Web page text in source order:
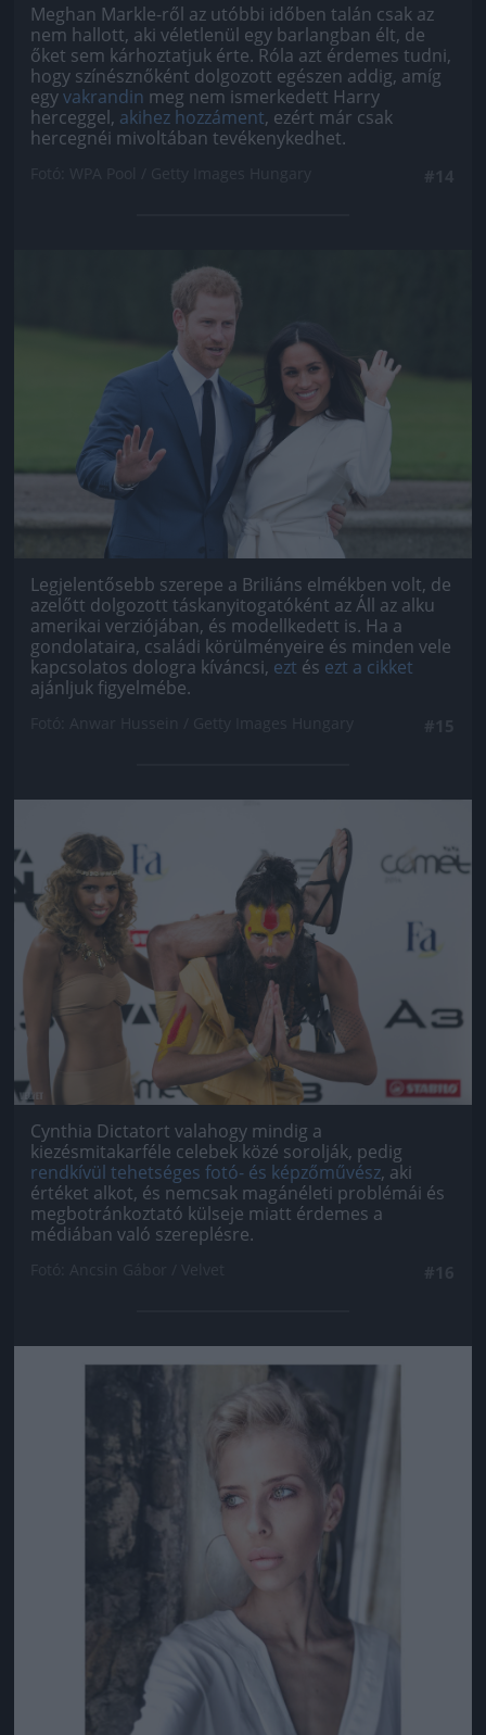
Meghan Markle-ről az utóbbi időben talán csak az
nem hallott, aki véletlenül egy barlangban élt, de
őket sem kárhoztatjuk érte. Róla azt érdemes tudni,
hogy színésznőként dolgozott egészen addig, amíg
egyvakrandin meg nem ismerkedett Harry
herceggel, akihez hozzáment, ezért már csak
hercegnéi mivoltában tevékenykedhet.
Jön még kép!
Legjelentősebb szerepe a Briliáns elmékben volt, de
azelőtt dolgozott táskanyitogatóként az Áll az alku
amerikai verziójában, és modellkedett is. Ha a
gondolataira, családi körülményeire és minden vele
kapcsolatos dologra kíváncsi, ezt és ezt a cikket
ajánljuk figyelmébe.
Cynthia Dictatort valahogy mindig a
kiezésmitakarféle celebek közé sorolják, pedig
rendkívül tehetséges fotó- és képzőművész, aki
értéket alkot, és nemcsak magánéleti problémái és
megbotránkoztató külseje miatt érdemes a
médiában való szereplésre.
Jön még kép!